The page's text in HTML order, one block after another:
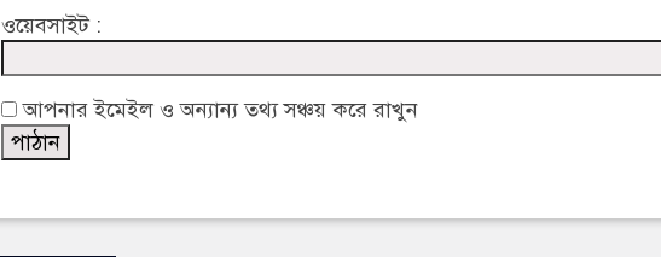
ওয়েবসাইট :
আপনার ইমেইল ও অন্যান্য তথ্য সঞ্চয় করে রাখুন